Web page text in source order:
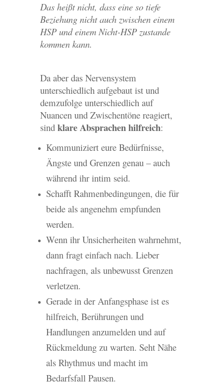
Das heißt nicht, dass eine so tiefe
Beziehung nicht auch zwischen einem
HSP und einem Nicht-HSP zustande
kommen kann.
Da aber das Nervensystem
unterschiedlich aufgebaut ist und
demzufolge unterschiedlich auf
Nuancen und Zwischentöne reagiert,
sind klare Absprachen hilfreich:
Kommuniziert eure Bedürfnisse,
Ängste und Grenzen genau – auch
während ihr intim seid.
Schafft Rahmenbedingungen, die für
beide als angenehm empfunden
werden.
Wenn ihr Unsicherheiten wahrnehmt,
dann fragt einfach nach. Lieber
nachfragen, als unbewusst Grenzen
verletzen.
Gerade in der Anfangsphase ist es
hilfreich, Berührungen und
Handlungen anzumelden und auf
Rückmeldung zu warten. Seht Nähe
als Rhythmus und macht im
Bedarfsfall Pausen.